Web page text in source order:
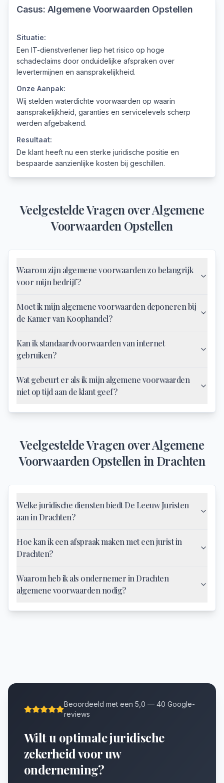
Casus: Algemene Voorwaarden Opstellen
Situatie:
Een IT-dienstverlener liep het risico op hoge
schadeclaims door onduidelijke afspraken over
levertermijnen en aansprakelijkheid.
Onze Aanpak:
Wij stelden waterdichte voorwaarden op waarin
aansprakelijkheid, garanties en servicelevels scherp
werden afgebakend.
Resultaat:
De klant heeft nu een sterke juridische positie en
bespaarde aanzienlijke kosten bij geschillen.
Veelgestelde Vragen overAlgemene
Voorwaarden Opstellen
Waarom zijn algemene voorwaarden zo belangrijk
voor mijn bedrijf?
Moet ik mijn algemene voorwaarden deponeren bij
de Kamer van Koophandel?
Kan ik standaardvoorwaarden van internet
gebruiken?
Wat gebeurt er als ik mijn algemene voorwaarden
niet op tijd aan de klant geef?
Veelgestelde Vragen overAlgemene
Voorwaarden Opstellen in Drachten
Welke juridische diensten biedt De Leeuw Juristen
aan in Drachten?
Hoe kan ik een afspraak maken met een jurist in
Drachten?
Waarom heb ik als ondernemer in Drachten
algemene voorwaarden nodig?
Beoordeeld met een 5,0 — 40 Google-
reviews
Wilt u optimale juridische
zekerheid voor uw
onderneming?